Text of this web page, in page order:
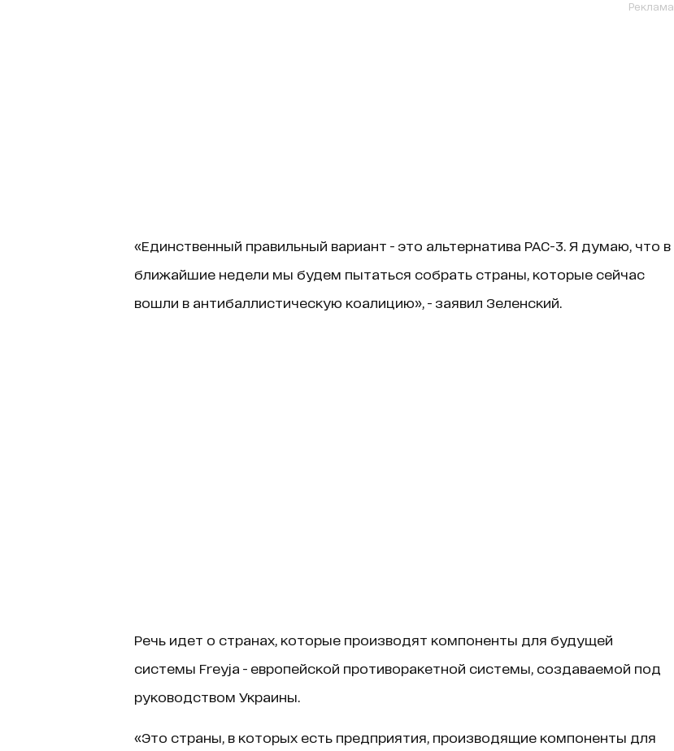
Реклама
«Единственный правильный вариант - это альтернатива PAC-3. Я думаю, что в
ближайшие недели мы будем пытаться собрать страны, которые сейчас
вошли в антибаллистическую коалицию», - заявил Зеленский.
Речь идет о странах, которые производят компоненты для будущей
системы Freyja - европейской противоракетной системы, создаваемой под
руководством Украины.
«Это страны, в которых есть предприятия, производящие компоненты для